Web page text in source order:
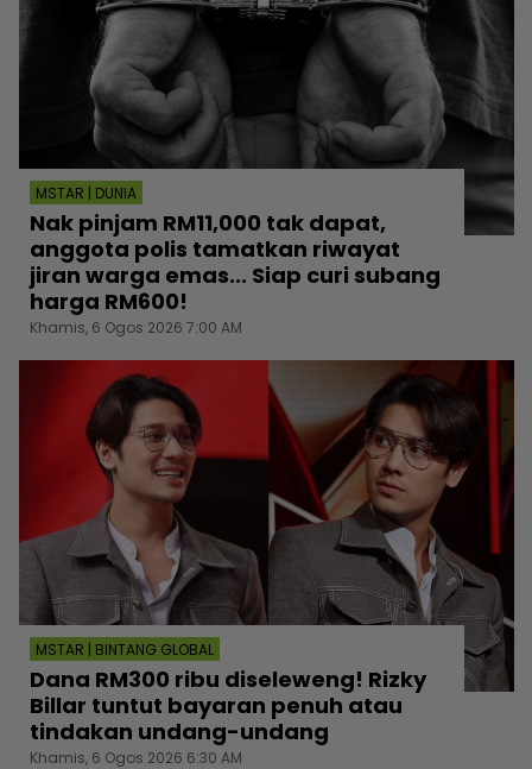
MSTAR | DUNIA
Nak pinjam RM11,000 tak dapat,
anggota polis tamatkan riwayat
jiran warga emas... Siap curi subang
harga RM600!
Khamis, 6 Ogos 2026 7:00 AM
MSTAR | BINTANG GLOBAL
Dana RM300 ribu diseleweng! Rizky
Billar tuntut bayaran penuh atau
tindakan undang-undang
Khamis, 6 Ogos 2026 6:30 AM